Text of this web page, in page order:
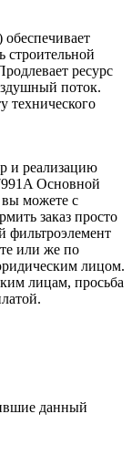
строительной
ресурс
поток.
технического
и реализацию
Основной
можете с
заказ просто
фильтроэлемент
или же по
лицом.
лицам, просьба
данный